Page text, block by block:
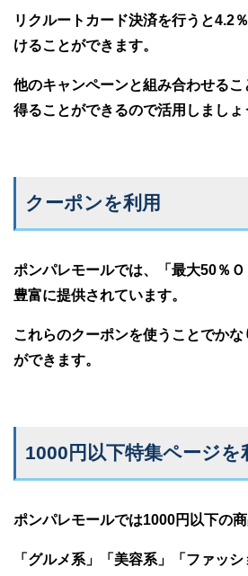
リクルートカード決済を行うと4.2
けることができます。
他のキャンペーンと組み合わせる
得ることができるので活用しましょ
クーポンを利用
ポンパレモールでは、「最大50％
豊富に提供されています。
これらのクーポンを使うことでか
ができます。
1000円以下特集ページを
ポンパレモールでは1000円以下の商
「グルメ系」「美容系」「ファッ